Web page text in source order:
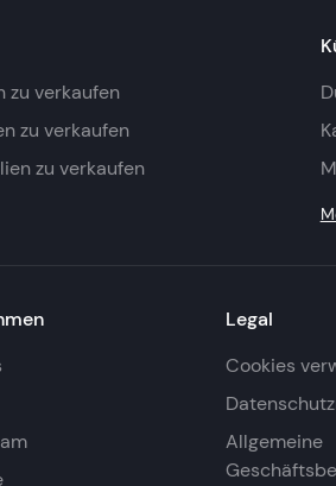
zu verkaufen
zu verkaufen
zu verkaufen
Legal
Cookies
Allgemeine